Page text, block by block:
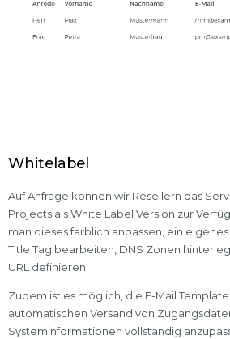
Whitelabel
Auf Anfrage können wir Resellern das
Projects als White Label Version zur
man dieses farblich anpassen, ein
Title Tag bearbeiten, DNS Zonen
URL definieren.
Zudem ist es möglich, die E-Mail
automatischen Versand von
Systeminformationen vollständig